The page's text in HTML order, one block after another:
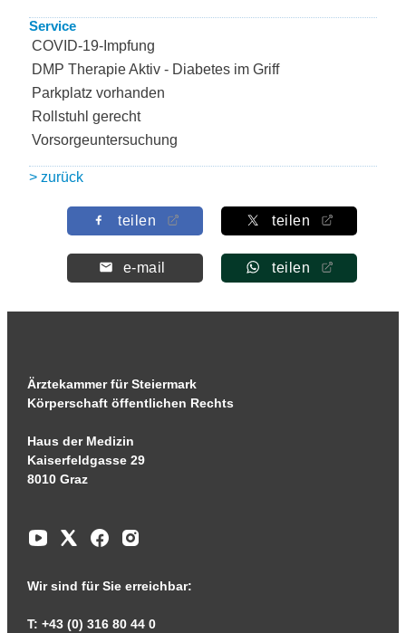
Service
COVID-19-Impfung
DMP Therapie Aktiv - Diabetes im Griff
Parkplatz vorhanden
Rollstuhl gerecht
Vorsorgeuntersuchung
> zurück
teilen teilen
e-mail teilen
Ärztekammer für Steiermark
Körperschaft öffentlichen Rechts
Haus der Medizin
Kaiserfeldgasse 29
8010 Graz
Wir sind für Sie erreichbar:
T: +43 (0) 316 80 44 0